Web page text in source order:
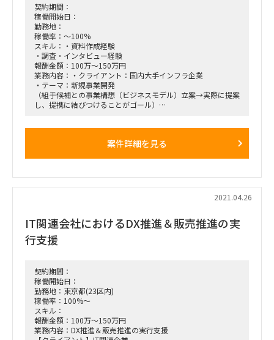
<開始日>
6月〜
<募集人数>
2名
<備考>
立ち位置としては、IT戦略部の統括グループ支援のメンバー
（スキルによりマネージャー）
として参画いただくことを想定しています。
担当業務に関しては、下記のいずれかもしくは下記以外の新た
な施策に対して、
- DX本部支援パートナー/ベンダー状況取り纏め支援
契約期間：
稼働開始日：
勤務地：
稼働率：～100%
スキル：・資料作成経験
・調査・インタビュー経験
報酬金額：100万～150万円
業務内容：・クライアント：国内大手インフラ企業
・テーマ：新規事業開発
（組手候補との事業構想（ビジネスモデル）立案→実際に提案
し、提携に結びつけることがゴール）
案件詳細を見る
2021.04.26
IT関連会社におけるDX推進＆販売推進の実
行支援
契約期間：
稼働開始日：
勤務地：東京都(23区内)
稼働率：100%～
スキル：
報酬金額：100万～150万円
業務内容：DX推進＆販売推進の実行支援